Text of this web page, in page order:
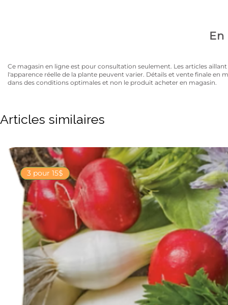
Ce magasin en ligne est pour consultation seulement. Les articles
l'apparence réelle de la plante peuvent varier. Détails et vente finale
dans des conditions optimales et non le produit acheter en magasin.
Articles similaires
3 pour 15$